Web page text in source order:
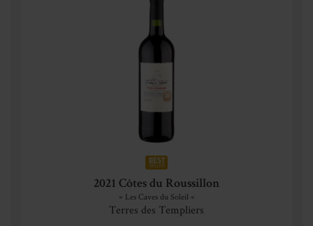
2021 Côtes du Roussillon
» Les Caves du Soleil «
Terres des Templiers